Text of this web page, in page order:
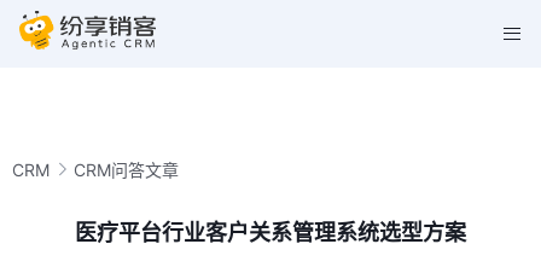
CRM CRM问答文章
医疗平台行业客户关系管理系统选型方案